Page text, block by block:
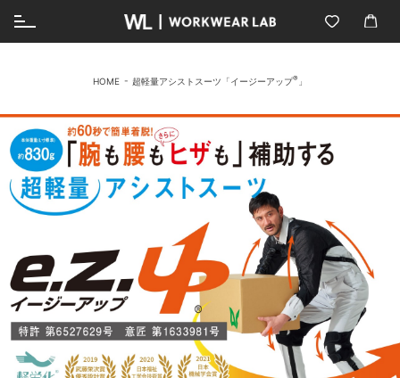
HOME 超軽量アシストスーツ「イージーアップ® 」